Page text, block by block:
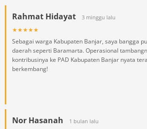
Rahmat Hidayat 3 minggu lalu
★★★★★
Sebagai warga Kabupaten Banjar, saya bangga
daerah seperti Baramarta. Operasional
kontribusinya ke PAD Kabupaten Banjar nyata
berkembang!
Nor Hasanah 1 bulan lalu